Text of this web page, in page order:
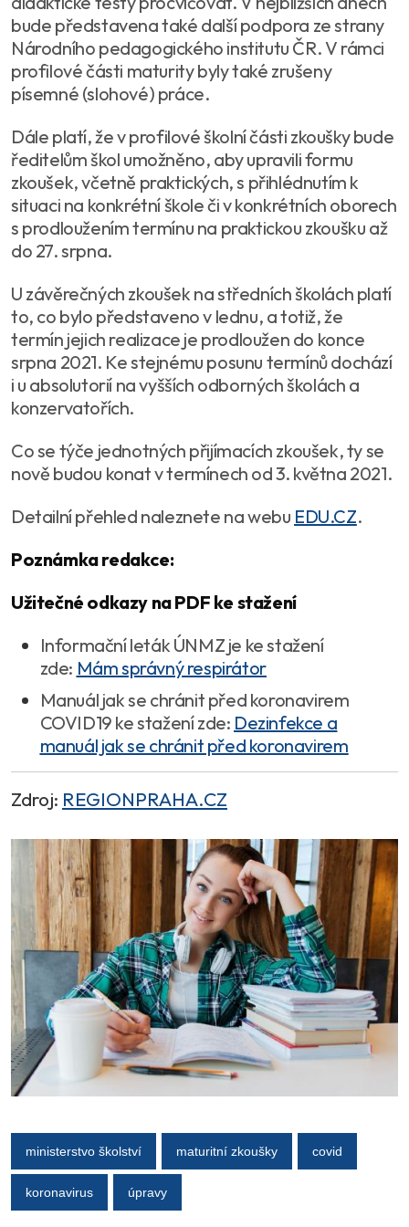
bude představena také další podpora ze strany
Národního pedagogického institutu ČR. V rámci
profilové části maturity byly také zrušeny
písemné (slohové) práce.
Dále platí, že v profilové školní části zkoušky bude
ředitelům škol umožněno, aby upravili formu
zkoušek, včetně praktických, s přihlédnutím k
situaci na konkrétní škole či v konkrétních oborech
s prodloužením termínu na praktickou zkoušku až
do 27. srpna.
U závěrečných zkoušek na středních školách platí
to, co bylo představeno v lednu, a totiž, že
termín jejich realizace je prodloužen do konce
srpna 2021. Ke stejnému posunu termínů dochází
i u absolutorií na vyšších odborných školách a
konzervatořích.
Co se týče jednotných přijímacích zkoušek, ty se
nově budou konat v termínech od 3. května 2021.
Detailní přehled naleznete na webu EDU.CZ.
Poznámka redakce:
Užitečné odkazy na PDF ke stažení
Informační leták ÚNMZ je ke stažení
zde: Mám správný respirátor
Manuál jak se chránit před koronavirem
COVID19 ke stažení zde: Dezinfekce a
manuál jak se chránit před koronavirem
Zdroj: REGIONPRAHA.CZ
ministerstvo školství maturitní zkoušky covid
koronavirus úpravy